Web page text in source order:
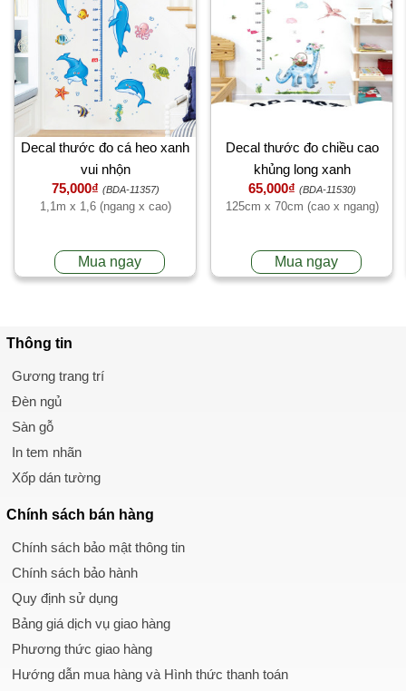
Decal thước đo cá heo xanh
vui nhộn
75,000₫ (BDA-11357)
1,1m x 1,6 (ngang x cao)
Mua ngay
Decal thước đo chiều cao
khủng long xanh
65,000₫ (BDA-11530)
125cm x 70cm (cao x ngang)
Mua ngay
Thông tin
Gương trang trí
Đèn ngủ
Sàn gỗ
In tem nhãn
Xốp dán tường
Chính sách bán hàng
Chính sách bảo mật thông tin
Chính sách bảo hành
Quy định sử dụng
Bảng giá dịch vụ giao hàng
Phương thức giao hàng
Hướng dẫn mua hàng và Hình thức thanh toán